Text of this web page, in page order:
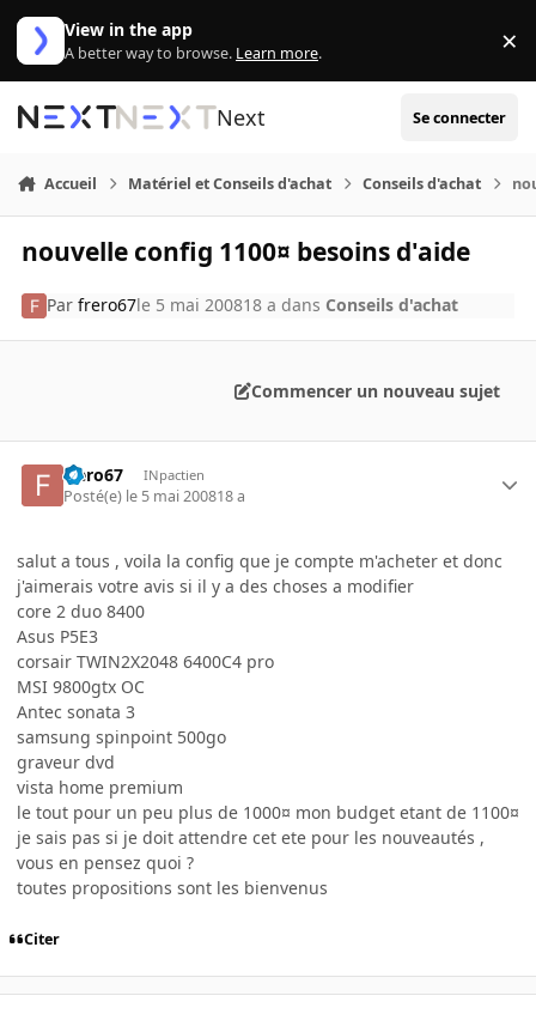
Aller au contenu
View in the app
A better way to browse. Learn more. ×
Next Se connecter
Accueil Matériel et Conseils d'achat Conseils d'achat
nouvelle config 1100¤ besoins d'aide
Parfrero67le 5 mai 200818 a dans Conseils d'achat
Commencer un nouveau sujet
frero67 INpactien
Posté(e) le 5 mai 200818 a
salut a tous , voila la config que je compte m'acheter et donc
j'aimerais votre avis si il y a des choses a modifier
core 2 duo 8400
Asus P5E3
corsair TWIN2X2048 6400C4 pro
MSI 9800gtx OC
Antec sonata 3
samsung spinpoint 500go
graveur dvd
vista home premium
le tout pour un peu plus de 1000¤ mon budget etant de 1100¤
je sais pas si je doit attendre cet ete pour les nouveautés ,
vous en pensez quoi ?
toutes propositions sont les bienvenus
Citer